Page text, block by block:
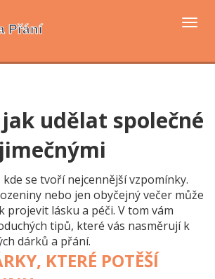
jak udělat společné
kde se tvoří nejcennější vzpomínky.
nebo jen obyčejný večer může
projevit lásku a péči. V tom vám
tipů, které vás nasměrují k
dárků a přání.
KTERÉ POTĚŠÍ